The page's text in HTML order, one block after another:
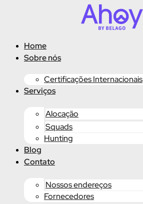
conteúdoHome
Sobre nós
Certificações Internacionais
Serviços
Alocação
Squads
Hunting
Blog
Contato
Nossos endereços
Fornecedores